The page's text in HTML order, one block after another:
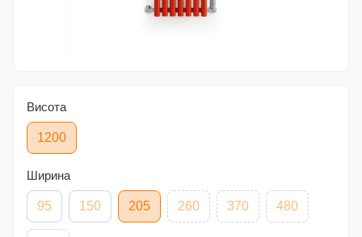
Висота
1200
Ширина
95 150 205 260 370 480